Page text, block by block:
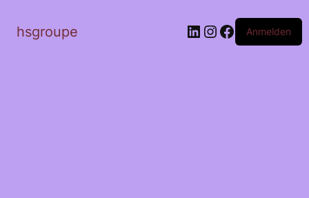
hsgroupe LinkedIn
Instagram
Facebook
Anmelden